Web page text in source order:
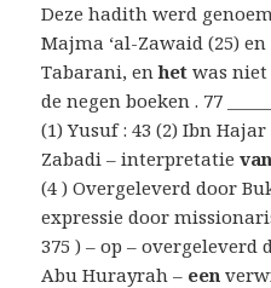
Deze hadith werd
Majma ‘al-Zawaid (25)
Tabarani, enhet was
de negen boeken . 77
(1) Yusuf : 43 (2) Ibn
Zabadi – interpretatievan
(4 ) Overgeleverd door
expressie door
375 ) – op –
Abu Hurayrah – een